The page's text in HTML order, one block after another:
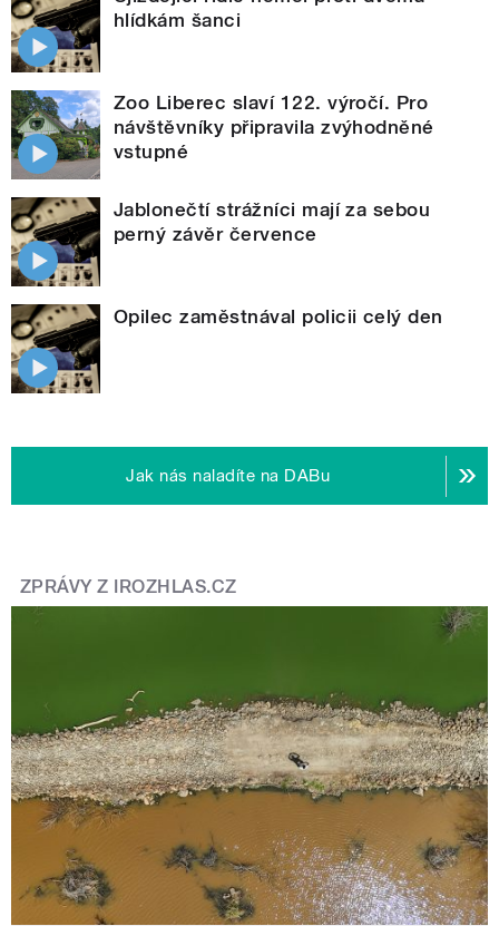
hlídkám šanci
Zoo Liberec slaví 122. výročí. Pro
návštěvníky připravila zvýhodněné
vstupné
Jablonečtí strážníci mají za sebou
perný závěr července
Opilec zaměstnával policii celý den
Jak nás naladíte na DABu
ZPRÁVY Z IROZHLAS.CZ